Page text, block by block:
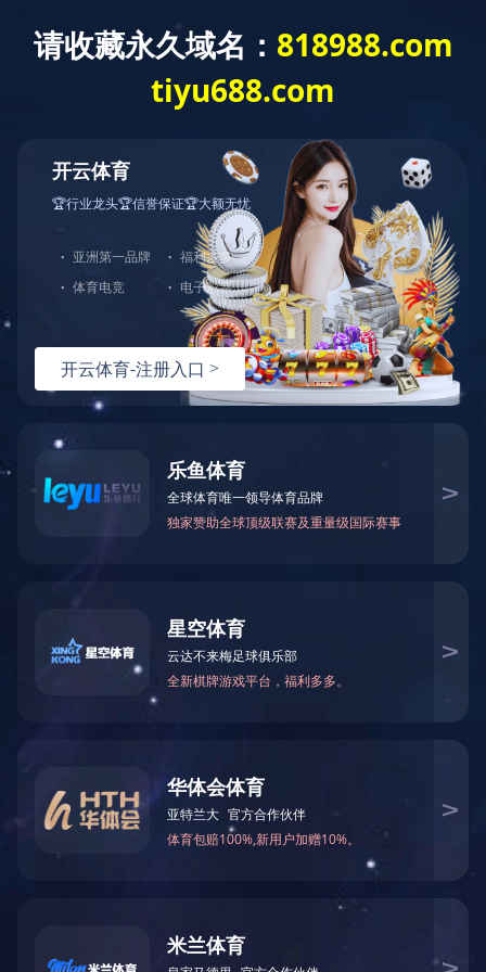
抱歉！您访问的页面出现异常，请稍后重试或联
系管理员。
详 情 返 回